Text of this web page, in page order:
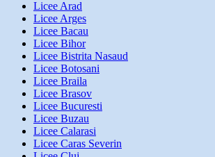
Licee Arad
Licee Arges
Licee Bacau
Licee Bihor
Licee Bistrita Nasaud
Licee Botosani
Licee Braila
Licee Brasov
Licee Bucuresti
Licee Buzau
Licee Calarasi
Licee Caras Severin